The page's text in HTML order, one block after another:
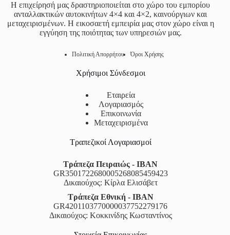
Η επιχείρησή μας δραστηριοποιείται στο χώρο του εμπορίου
ανταλλακτικών αυτοκινήτων 4×4 και 4×2, καινούργιων και
μεταχειρισμένων. Η εικοσαετή εμπειρία μας στον χώρο είναι η
εγγύηση της ποιότητας των υπηρεσιών μας.
Πολιτική Απορρήτου Όροι Χρήσης
Χρήσιμοι Σύνδεσμοι
Εταιρεία
Λογαριασμός
Επικοινωνία
Μεταχειρισμένα
Τραπεζικοί Λογαριασμοί
Τράπεζα Πειραιώς - IBAN
GR3501722680005268085459423
Δικαιούχος: Κίρλα Ελισάβετ
Τράπεζα Εθνική - IBAN
GR4201103770000037752279176
Δικαιούχος: Κοκκινίδης Κωσταντίνος